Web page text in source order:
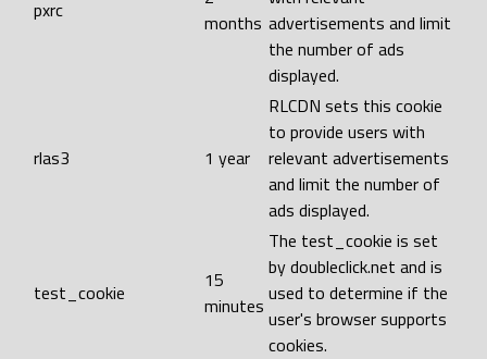
pxrc
months advertisements and limit
the number of ads
displayed.
rlas3 1 year
RLCDN sets this cookie
to provide users with
relevant advertisements
and limit the number of
ads displayed.
test_cookie
15
minutes
The test_cookie is set
by doubleclick.net and is
used to determine if the
user's browser supports
cookies.